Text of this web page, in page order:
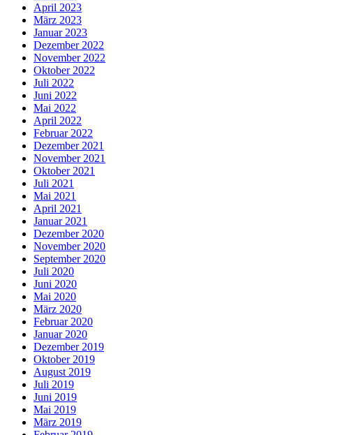
April 2023
März 2023
Januar 2023
Dezember 2022
November 2022
Oktober 2022
Juli 2022
Juni 2022
Mai 2022
April 2022
Februar 2022
Dezember 2021
November 2021
Oktober 2021
Juli 2021
Mai 2021
April 2021
Januar 2021
Dezember 2020
November 2020
September 2020
Juli 2020
Juni 2020
Mai 2020
März 2020
Februar 2020
Januar 2020
Dezember 2019
Oktober 2019
August 2019
Juli 2019
Juni 2019
Mai 2019
März 2019